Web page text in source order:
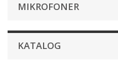
MIKROFONER
KATALOG